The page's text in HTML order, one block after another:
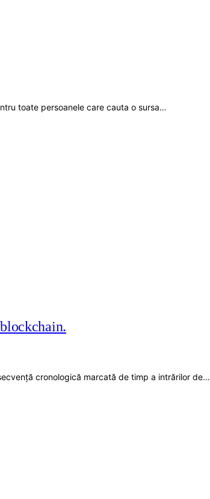
toate persoanele care cauta o sursa…
cronologică marcată de timp a intrărilor de…